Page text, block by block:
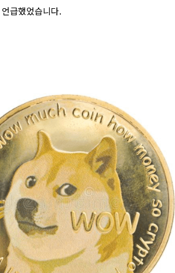
급했었습니다.